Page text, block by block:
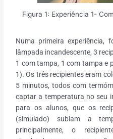
Figura 1: Experiência 1-
Numa primeira experiência,
lâmpada incandescente, 3
1 com tampa, 1 com tampa e
1). Os três recipientes eram
5 minutos, todos com
captar a temperatura no seu
para os alunos, que os
(simulado) subiam a
principalmente, o